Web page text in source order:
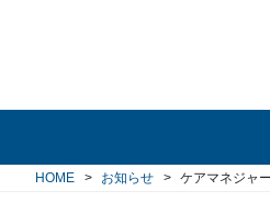
HOME お知らせ ケアマネジャ